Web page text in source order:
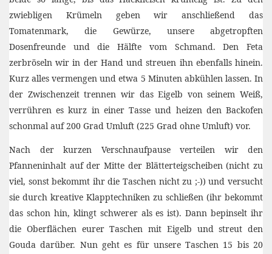
zwiebligen Krümeln geben wir anschließend das
Tomatenmark, die Gewürze, unsere abgetropften
Dosenfreunde und die Hälfte vom Schmand. Den Feta
zerbröseln wir in der Hand und streuen ihn ebenfalls hinein.
Kurz alles vermengen und etwa 5 Minuten abkühlen lassen. In
der Zwischenzeit trennen wir das Eigelb von seinem Weiß,
verrühren es kurz in einer Tasse und heizen den Backofen
schonmal auf 200 Grad Umluft (225 Grad ohne Umluft) vor.
Nach der kurzen Verschnaufpause verteilen wir den
Pfanneninhalt auf der Mitte der Blätterteigscheiben (nicht zu
viel, sonst bekommt ihr die Taschen nicht zu ;-)) und versucht
sie durch kreative Klapptechniken zu schließen (ihr bekommt
das schon hin, klingt schwerer als es ist). Dann bepinselt ihr
die Oberflächen eurer Taschen mit Eigelb und streut den
Gouda darüber. Nun geht es für unsere Taschen 15 bis 20